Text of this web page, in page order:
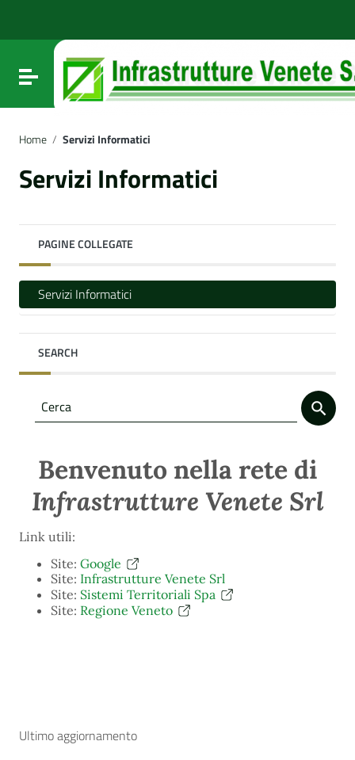
Vai al footer
Attiva / disattiva la navigazione
Home / Servizi Informatici
Servizi Informatici
PAGINE COLLEGATE
Servizi Informatici
SEARCH
Benvenuto nella rete di
Infrastrutture Venete Srl
Link utili:
Site: Google
Site: Infrastrutture Venete Srl
Site: Sistemi Territoriali Spa
Site: Regione Veneto
Ultimo aggiornamento